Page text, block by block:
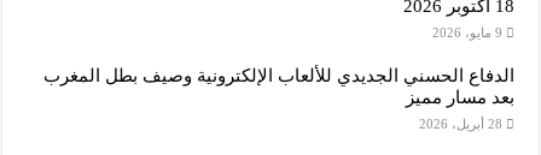
18 أكتوبر 2026
9 مايو، 2026
الدفاع الحسني الجديدي للألعاب الإلكترونية وصيف بطل المغرب
بعد مسار مميز
28 أبريل، 2026